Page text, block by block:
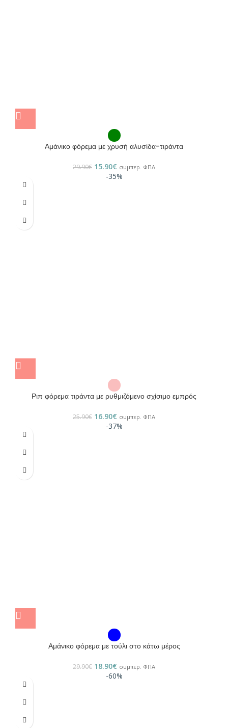
Αμάνικο φόρεμα με χρυσή αλυσίδα-τιράντα
29.90€ 15.90€ συμπερ. ΦΠΑ
-35%
Ριπ φόρεμα τιράντα με ρυθμιζόμενο σχίσιμο εμπρός
25.90€ 16.90€ συμπερ. ΦΠΑ
-37%
Αμάνικο φόρεμα με τούλι στο κάτω μέρος
29.90€ 18.90€ συμπερ. ΦΠΑ
-60%